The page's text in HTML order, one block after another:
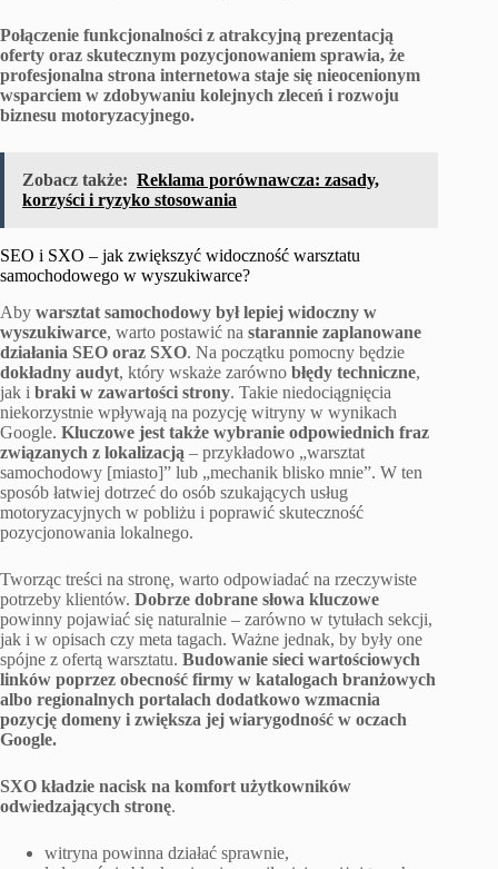
Połączenie funkcjonalności z atrakcyjną prezentacją
oferty oraz skutecznym pozycjonowaniem sprawia, że
profesjonalna strona internetowa staje się nieocenionym
wsparciem w zdobywaniu kolejnych zleceń i rozwoju
biznesu motoryzacyjnego.
Zobacz także: Reklama porównawcza: zasady,
korzyści i ryzyko stosowania
SEO i SXO – jak zwiększyć widoczność warsztatu
samochodowego w wyszukiwarce?
Aby warsztat samochodowy był lepiej widoczny w
wyszukiwarce, warto postawić na starannie zaplanowane
działania SEO oraz SXO. Na początku pomocny będzie
dokładny audyt, który wskaże zarówno błędy techniczne,
jak i braki w zawartości strony. Takie niedociągnięcia
niekorzystnie wpływają na pozycję witryny w wynikach
Google. Kluczowe jest także wybranie odpowiednich fraz
związanych z lokalizacją – przykładowo „warsztat
samochodowy [miasto]” lub „mechanik blisko mnie”. W ten
sposób łatwiej dotrzeć do osób szukających usług
motoryzacyjnych w pobliżu i poprawić skuteczność
pozycjonowania lokalnego.
Tworząc treści na stronę, warto odpowiadać na rzeczywiste
potrzeby klientów. Dobrze dobrane słowa kluczowe
powinny pojawiać się naturalnie – zarówno w tytułach sekcji,
jak i w opisach czy meta tagach. Ważne jednak, by były one
spójne z ofertą warsztatu. Budowanie sieci wartościowych
linków poprzez obecność firmy w katalogach branżowych
albo regionalnych portalach dodatkowo wzmacnia
pozycję domeny i zwiększa jej wiarygodność w oczach
Google.
SXO kładzie nacisk na komfort użytkowników
odwiedzających stronę.
witryna powinna działać sprawnie,